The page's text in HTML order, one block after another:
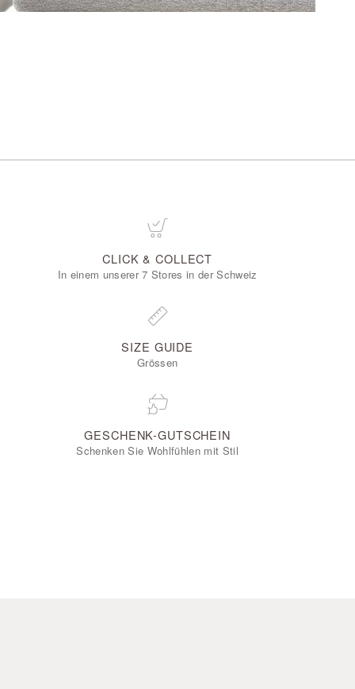
CLICK & COLLECT
In einem unserer 7 Stores in der Schweiz
SIZE GUIDE
Grössen
GESCHENK-GUTSCHEIN
Schenken Sie Wohlfühlen mit Stil